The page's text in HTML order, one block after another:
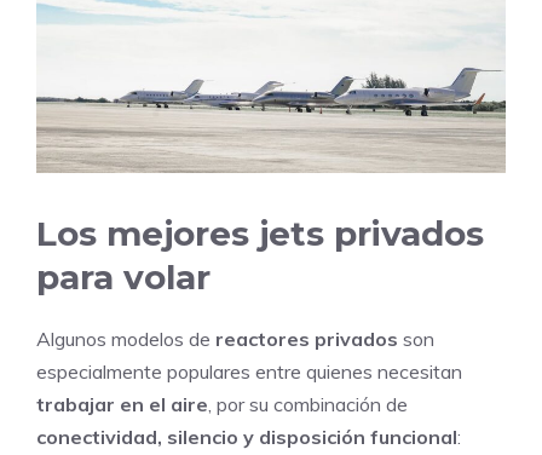
Los mejores jets privados
para volar
Algunos modelos de reactores privados son
especialmente populares entre quienes necesitan
trabajar en el aire, por su combinación de
conectividad, silencio y disposición funcional: